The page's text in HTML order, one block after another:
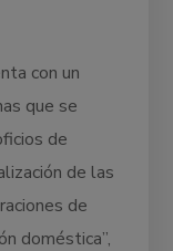
con un
que se
de
de las
de
doméstica”,